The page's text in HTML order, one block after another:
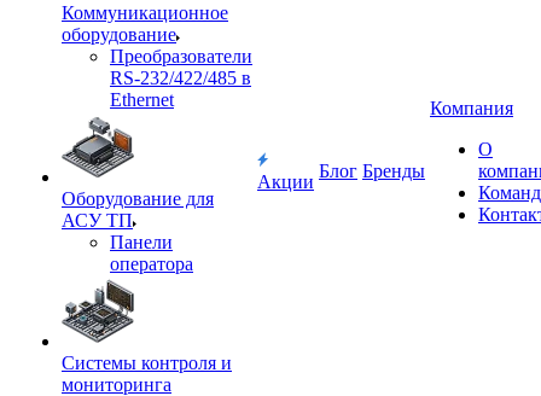
Коммуникационное
оборудование
Преобразователи
RS-232/422/485 в
Ethernet
Оборудование для
АСУ ТП
Панели
оператора
Системы контроля и
мониторинга
Акции
Блог Бренды
Компания
О